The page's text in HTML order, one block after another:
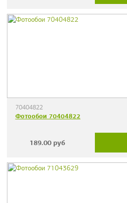
70404822
Фотообои 70404822
189.00 руб